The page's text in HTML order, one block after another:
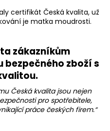
certifikát Česká kvalita, už
je matka moudrosti.
zákazníkům
bezpečného zboží s
Česká kvalita jsou nejen
pro spotřebitele,
práce českých firem.“